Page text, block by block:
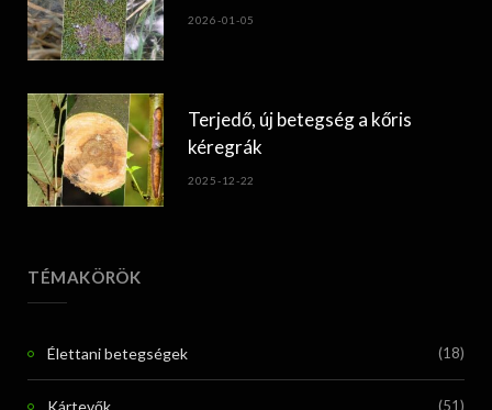
2026-01-05
Terjedő, új betegség a kőris
kéregrák
2025-12-22
TÉMAKÖRÖK
Élettani betegségek (18)
Kártevők (51)